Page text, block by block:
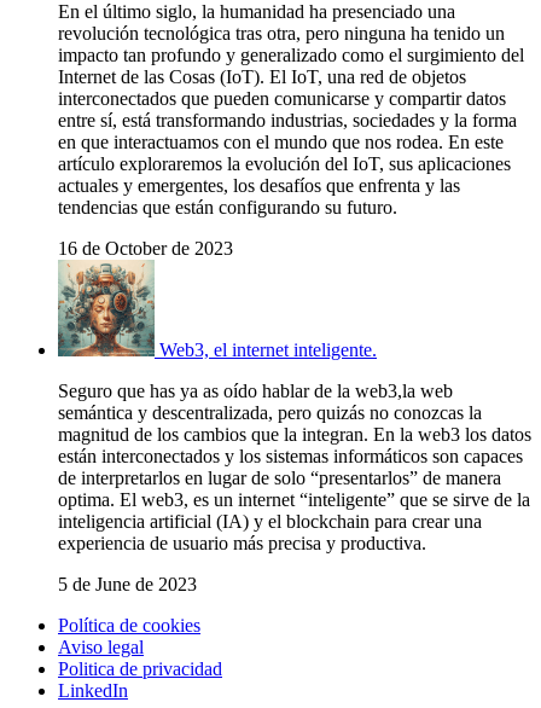
En el último siglo, la humanidad ha presenciado una
revolución tecnológica tras otra, pero ninguna ha tenido un
impacto tan profundo y generalizado como el surgimiento del
Internet de las Cosas (IoT). El IoT, una red de objetos
interconectados que pueden comunicarse y compartir datos
entre sí, está transformando industrias, sociedades y la forma
en que interactuamos con el mundo que nos rodea. En este
artículo exploraremos la evolución del IoT, sus aplicaciones
actuales y emergentes, los desafíos que enfrenta y las
tendencias que están configurando su futuro.
16 de October de 2023
Web3, el internet inteligente.
Seguro que has ya as oído hablar de la web3,la web
semántica y descentralizada, pero quizás no conozcas la
magnitud de los cambios que la integran. En la web3 los datos
están interconectados y los sistemas informáticos son capaces
de interpretarlos en lugar de solo “presentarlos” de manera
optima. El web3, es un internet “inteligente” que se sirve de la
inteligencia artificial (IA) y el blockchain para crear una
experiencia de usuario más precisa y productiva.
5 de June de 2023
Política de cookies
Aviso legal
Politica de privacidad
LinkedIn